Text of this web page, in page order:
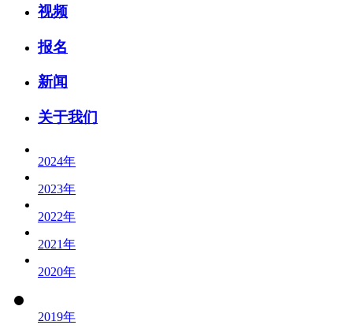
视频
报名
新闻
关于我们
2024年
2023年
2022年
2021年
2020年
2019年